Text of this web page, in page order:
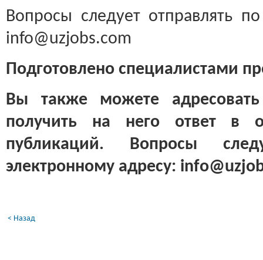
Вопросы следует отправлять
info@uzjobs.com
Подготовлено специалистами
Вы также можете
получить на него ответ в
публикаций. Вопросы
электронному адресу:
< Назад